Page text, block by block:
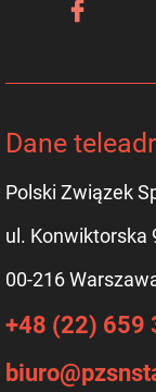
Dane
Polski Związek
ul. Konwiktorska
00-216
+48 (22) 659